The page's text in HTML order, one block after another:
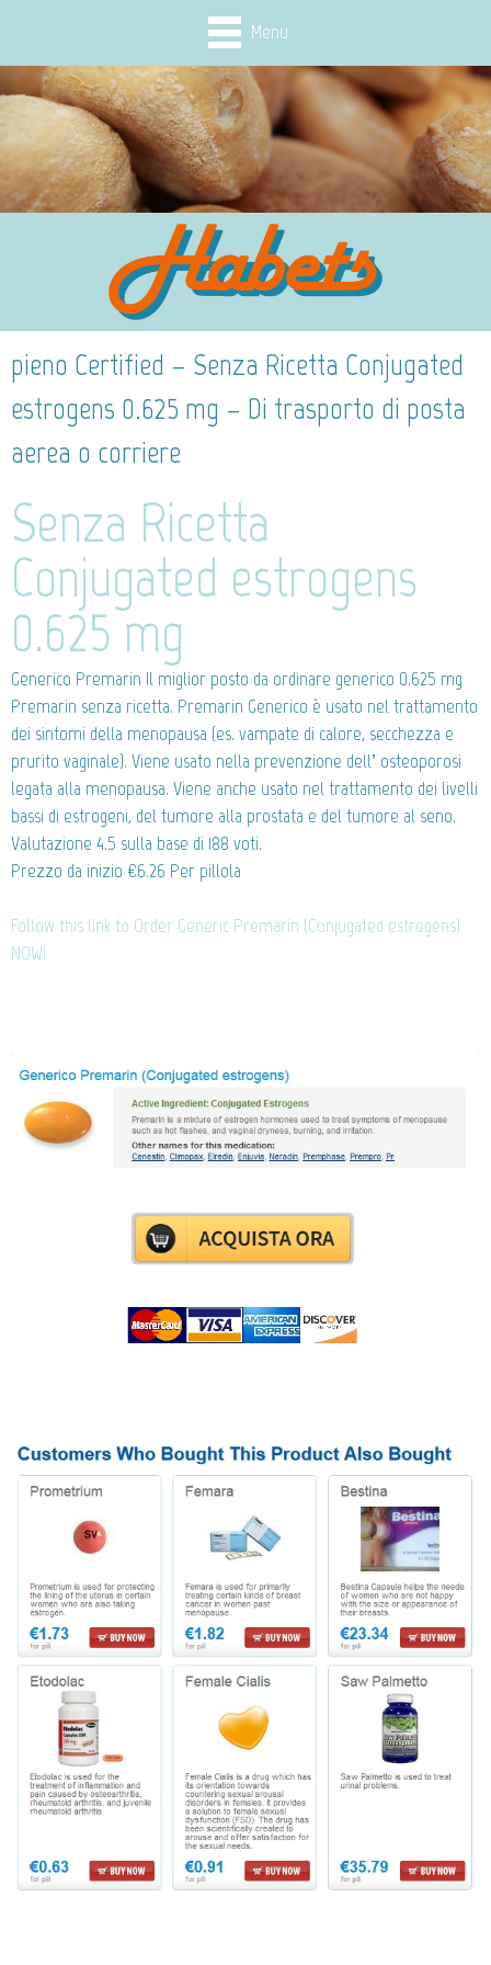
Menu
pieno Certified – Senza Ricetta Conjugated
estrogens 0.625 mg – Di trasporto di posta
aerea o corriere
Senza Ricetta
Conjugated estrogens
0.625 mg
Generico Premarin Il miglior posto da ordinare generico 0.625 mg
Premarin senza ricetta. Premarin Generico è usato nel trattamento
dei sintomi della menopausa (es. vampate di calore, secchezza e
prurito vaginale). Viene usato nella prevenzione dell’ osteoporosi
legata alla menopausa. Viene anche usato nel trattamento dei livelli
bassi di estrogeni, del tumore alla prostata e del tumore al seno.
Valutazione 4.5 sulla base di 188 voti.
Prezzo da inizio €6.26 Per pillola
Follow this link to Order Generic Premarin (Conjugated estrogens)
NOW!